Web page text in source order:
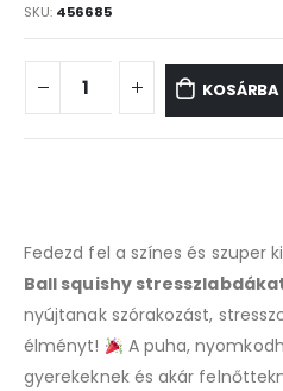
SKU: 456685
KOSÁRBA
Fedezd fel a színes és szuper
Ball squishy
nyújtanak szórakozást,
élményt!
A puha,
gyerekeknek és akár